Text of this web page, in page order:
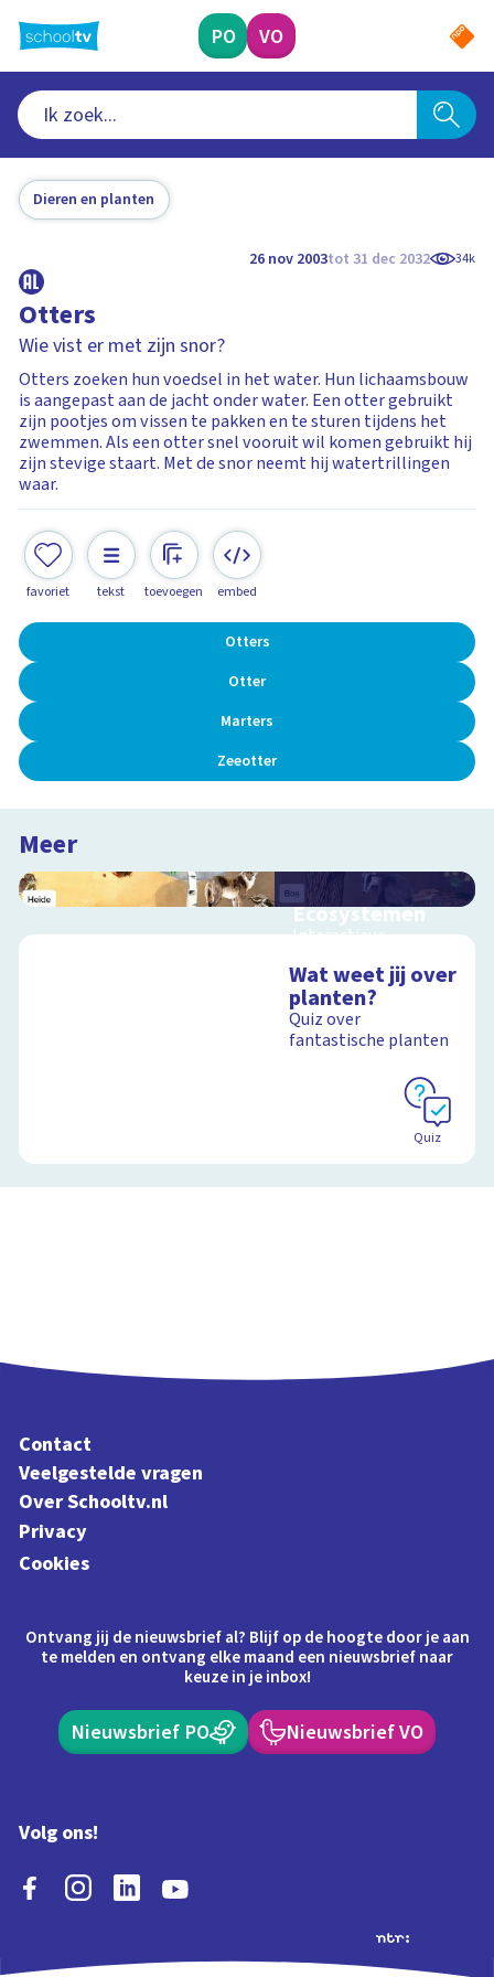
naar
hoofdinhoud
PO VO
Dieren en planten
26 nov 2003tot 31 dec 2032 34k
Otters
Wie vist er met zijn snor?
Otters zoeken hun voedsel in het water. Hun lichaamsbouw
is aangepast aan de jacht onder water. Een otter gebruikt
zijn pootjes om vissen te pakken en te sturen tijdens het
zwemmen. Als een otter snel vooruit wil komen gebruikt hij
zijn stevige staart. Met de snor neemt hij watertrillingen
waar.
favoriet tekst toevoegen embed
Otters
Otter
Marters
Zeeotter
Meer
Ecosystemen
Interactieve
Veluwe
Wat weet jij over
planten?
Quiz over
fantastische planten
Quiz
Contact
Veelgestelde vragen
Over Schooltv.nl
Privacy
Cookies
Ontvang jij de nieuwsbrief al? Blijf op de hoogte door je aan
te melden en ontvang elke maand een nieuwsbrief naar
keuze in je inbox!
Nieuwsbrief PO Nieuwsbrief VO
Volg ons!